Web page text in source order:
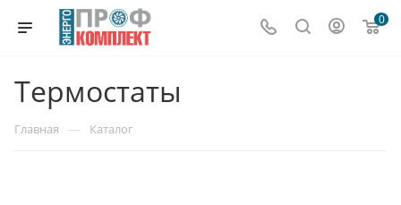
0
Термостаты
Главная — Каталог